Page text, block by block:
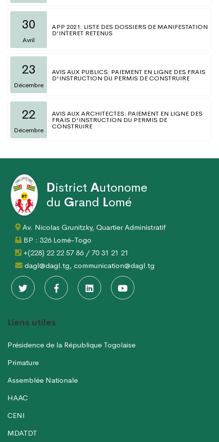
30
Avril
APP 2021: LISTE DES DOSSIERS DE MANIFESTATION
D’INTERET RETENUS
23
Décembre
AVIS AUX PUBLICS: PAIEMENT EN LIGNE DES FRAIS
D'INSTRUCTION DU PERMIS DE CONSTRUIRE
22
Décembre
AVIS AUX ARCHITECTES: PAIEMENT EN LIGNE DES
FRAIS D'INSTRUCTION DU PERMIS DE
CONSTRUIRE
District Autonome
du Grand Lomé
Av. Nicolas Grunitzky, Quartier Administratif
BP : 326 Lomé-Togo
+(228) 22 22 57 86 / 70 31 21 21
dagl@dagl.tg, communication@dagl.tg
Liens utiles
Présidence de la République Togolaise
Primature
Assemblée Nationale
HAAC
CENI
MDATDT